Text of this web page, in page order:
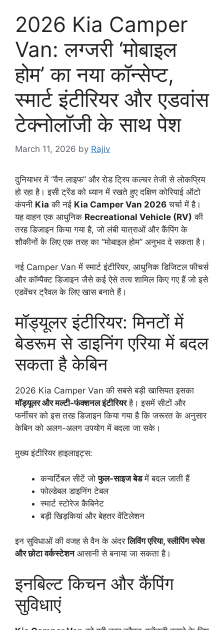
2026 Kia Camper
Van: लग्जरी ‘मोबाइल
होम’ का नया कॉन्सेप्ट,
स्मार्ट इंटीरियर और एडवांस
टेक्नोलॉजी के साथ पेश
March 11, 2026 by Rajiv
दुनियाभर में “वैन लाइफ” और रोड ट्रिप कल्चर तेजी से लोकप्रिय
हो रहा है। इसी ट्रेंड को ध्यान में रखते हुए दक्षिण कोरियाई ऑटो
कंपनी Kia की नई Kia Camper Van 2026 चर्चा में है।
यह वाहन एक आधुनिक Recreational Vehicle (RV) की
तरह डिजाइन किया गया है, जो लंबी यात्राओं और कैंपिंग के
शौकीनों के लिए एक तरह का “मोबाइल होम” अनुभव दे सकता है।
नई Camper Van में स्मार्ट इंटीरियर, आधुनिक डिजिटल फीचर्स
और कॉम्पैक्ट डिजाइन जैसे कई ऐसे तत्व शामिल किए गए हैं जो इसे
एडवेंचर ट्रैवल के लिए खास बनाते हैं।
मॉड्यूलर इंटीरियर: मिनटों में
बेडरूम से डाइनिंग एरिया में बदल
सकता है केबिन
2026 Kia Camper Van की सबसे बड़ी खासियत इसका
मॉड्यूलर और मल्टी-फंक्शनल इंटीरियरहै। इसमें सीटों और
फर्नीचर को इस तरह डिजाइन किया गया है कि जरूरत के अनुसार
केबिन को अलग-अलग उपयोग में बदला जा सके।
मुख्य इंटीरियर हाइलाइट्स:
कन्वर्टिबल सीटें जोफुल-साइज बेडमें बदल जाती हैं
फोल्डेबल डाइनिंग टेबल
स्मार्ट स्टोरेज कैबिनेट
बड़ी खिड़कियां और बेहतर वेंटिलेशन
इन सुविधाओं की वजह से वैन के अंदरलिविंग एरिया, स्लीपिंग स्पेस
और छोटा वर्कस्टेशनआसानी से बनाया जा सकता है।
इनबिल्ट किचन और कैंपिंग
सुविधाएं